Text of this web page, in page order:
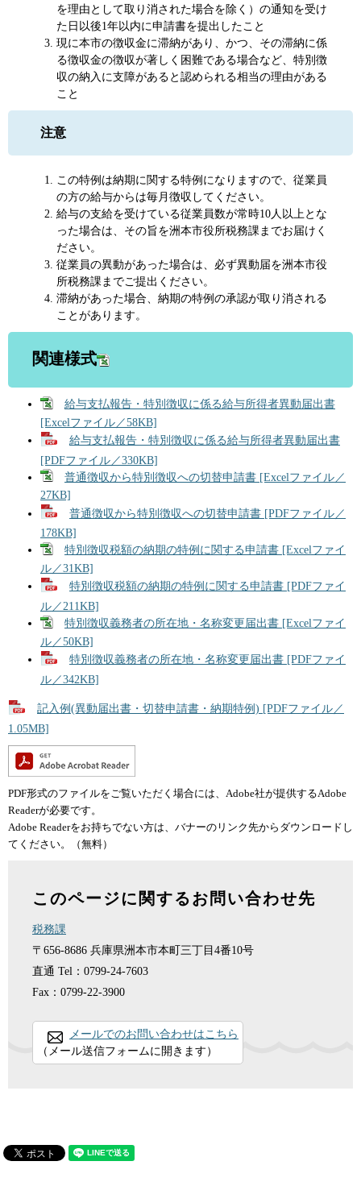
を理由として取り消された場合を除く）の通知を受け
た日以後1年以内に申請書を提出したこと
現に本市の徴収金に滞納があり、かつ、その滞納に係
る徴収金の徴収が著しく困難である場合など、特別徴
収の納入に支障があると認められる相当の理由がある
こと
注意
この特例は納期に関する特例になりますので、従業員
の方の給与からは毎月徴収してください。
給与の支給を受けている従業員数が常時10人以上とな
った場合は、その旨を洲本市役所税務課までお届けく
ださい。
従業員の異動があった場合は、必ず異動届を洲本市役
所税務課までご提出ください。
滞納があった場合、納期の特例の承認が取り消される
ことがあります。
関連様式
給与支払報告・特別徴収に係る給与所得者異動届出書
[Excelファイル／58KB]
給与支払報告・特別徴収に係る給与所得者異動届出書
[PDFファイル／330KB]
普通徴収から特別徴収への切替申請書 [Excelファイル／
27KB]
普通徴収から特別徴収への切替申請書 [PDFファイル／
178KB]
特別徴収税額の納期の特例に関する申請書 [Excelファイ
ル／31KB]
特別徴収税額の納期の特例に関する申請書 [PDFファイ
ル／211KB]
特別徴収義務者の所在地・名称変更届出書 [Excelファイ
ル／50KB]
特別徴収義務者の所在地・名称変更届出書 [PDFファイ
ル／342KB]
記入例(異動届出書・切替申請書・納期特例) [PDFファイル／
1.05MB]
PDF形式のファイルをご覧いただく場合には、Adobe社が提供するAdobe
Readerが必要です。
Adobe Readerをお持ちでない方は、バナーのリンク先からダウンロードし
てください。（無料）
このページに関するお問い合わせ先
税務課
〒656-8686 兵庫県洲本市本町三丁目4番10号
直通 Tel：0799-24-7603
Fax：0799-22-3900
メールでのお問い合わせはこちら
（メール送信フォームに開きます）